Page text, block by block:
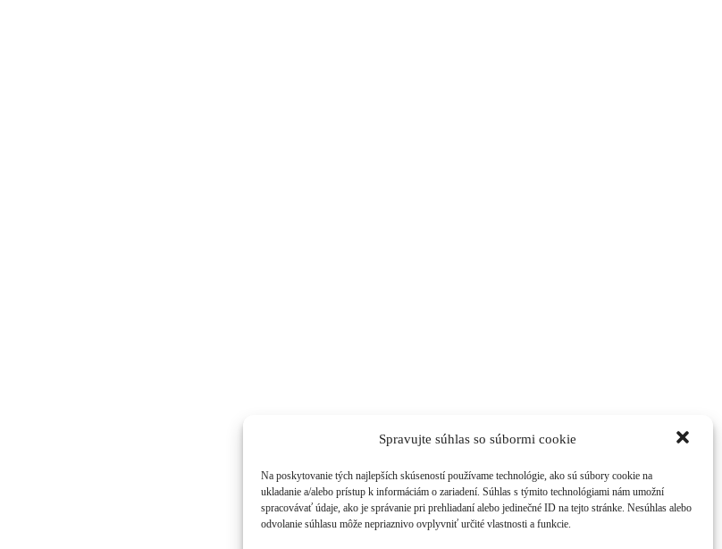
Spravujte súhlas so súbormi cookie
Na poskytovanie tých najlepších skúseností používame technológie, ako sú súbory cookie na
ukladanie a/alebo prístup k informáciám o zariadení. Súhlas s týmito technológiami nám umožní
spracovávať údaje, ako je správanie pri prehliadaní alebo jedinečné ID na tejto stránke. Nesúhlas alebo
odvolanie súhlasu môže nepriaznivo ovplyvniť určité vlastnosti a funkcie.